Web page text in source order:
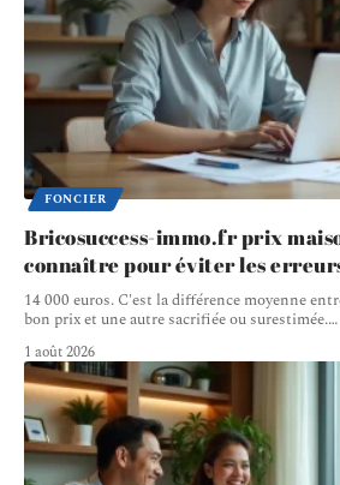
FONCIER
Bricosuccess-immo.fr prix
connaître pour éviter les
14 000 euros. C'est la différence moyenne
bon prix et une autre sacrifiée ou surestimée.…
1 août 2026